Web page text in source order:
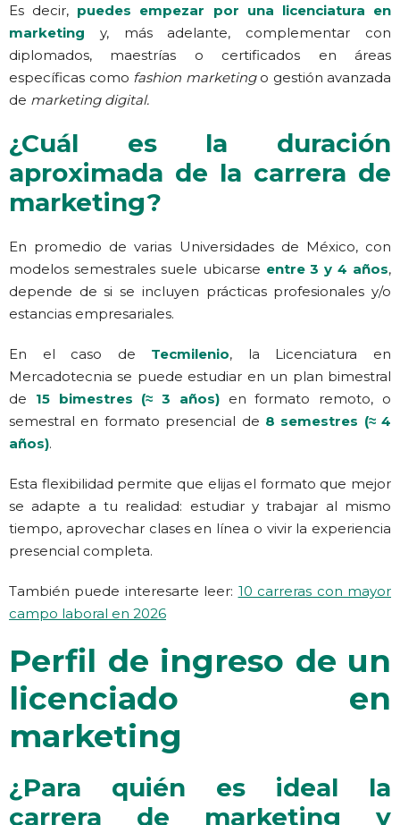
Es decir, puedes empezar por una licenciatura en
marketing y, más adelante, complementar con
diplomados, maestrías o certificados en áreas
específicas como fashion marketingo gestión avanzada
de marketing digital.
¿Cuál es la duración
aproximada de la carrera de
marketing?
En promedio de varias Universidades de México, con
modelos semestrales suele ubicarse entre 3 y 4 años,
depende de si se incluyen prácticas profesionales y/o
estancias empresariales.
En el caso de Tecmilenio, la Licenciatura en
Mercadotecnia se puede estudiar en un plan bimestral
de 15 bimestres (≈ 3 años)en formato remoto, o
semestral en formato presencial de 8 semestres (≈ 4
años).
Esta flexibilidad permite que elijas el formato que mejor
se adapte a tu realidad: estudiar y trabajar al mismo
tiempo, aprovechar clases en línea o vivir la experiencia
presencial completa.
También puede interesarte leer: 10 carreras con mayor
campo laboral en 2026
Perfil de ingreso de un
licenciado en
marketing
¿Para quién es ideal la
carrera de marketing y